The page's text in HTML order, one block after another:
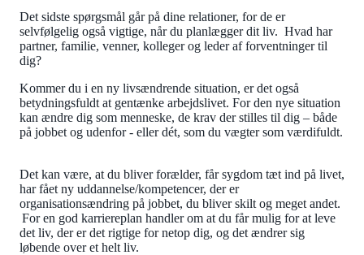
Det sidste spørgsmål går på dine relationer, for de er
selvfølgelig også vigtige, når du planlægger dit liv. Hvad har
partner, familie, venner, kolleger og leder af forventninger til
dig?
Kommer du i en ny livsændrende situation, er det også
betydningsfuldt at gentænke arbejdslivet. For den nye situation
kan ændre dig som menneske, de krav der stilles til dig – både
på jobbet og udenfor - eller dét, som du vægter som værdifuldt.
Det kan være, at du bliver forælder, får sygdom tæt ind på livet,
har fået ny uddannelse/kompetencer, der er
organisationsændring på jobbet, du bliver skilt og meget andet.
For en god karriereplan handler om at du får mulig for at leve
det liv, der er det rigtige for netop dig, og det ændrer sig
løbende over et helt liv.